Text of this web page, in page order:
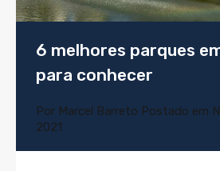
6 melhores parques
para conhecer
Por Marcel Barreto Postado em
2021